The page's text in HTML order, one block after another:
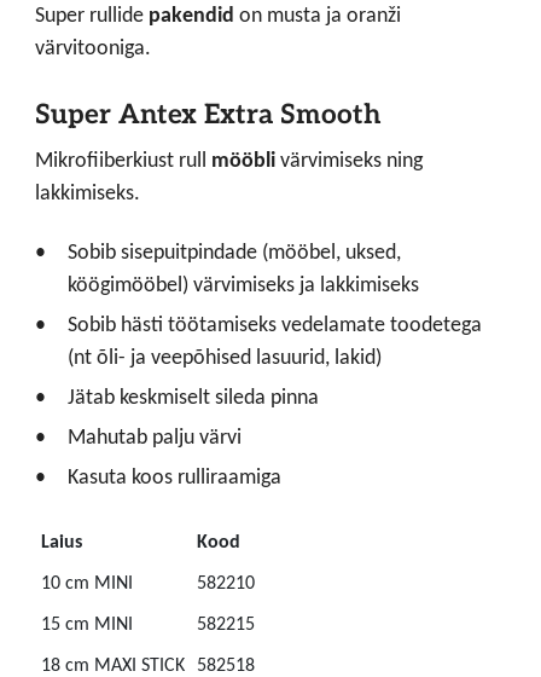
Super rullide pakendid on musta ja oranži
värvitooniga.
Super Antex Extra Smooth
Mikrofiiberkiust rull mööblivärvimiseks ning
lakkimiseks.
Sobib sisepuitpindade (mööbel, uksed,
köögimööbel) värvimiseks ja lakkimiseks
Sobib hästi töötamiseks vedelamate toodetega
(nt õli- ja veepõhised lasuurid, lakid)
Jätab keskmiselt sileda pinna
Mahutab palju värvi
Kasuta koos rulliraamiga
Laius
Kood
10 cm MINI
582210
15 cm MINI
582215
18 cm MAXI STICK 582518